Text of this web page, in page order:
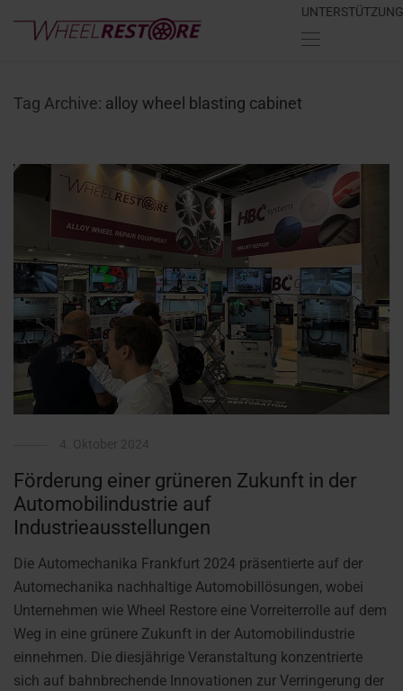
UNTERSTÜTZUNG
Tag Archive: alloy wheel blasting cabinet
Förderung einer grüneren Zukunft in der
Automobilindustrie auf
Industrieausstellungen
Die Automechanika Frankfurt 2024 präsentierte auf der
Automechanika nachhaltige Automobillösungen, wobei
Unternehmen wie Wheel Restore eine Vorreiterrolle auf dem
Weg in eine grünere Zukunft in der Automobilindustrie
einnehmen. Die diesjährige Veranstaltung konzentrierte
sich auf bahnbrechende Innovationen zur Verringerung der